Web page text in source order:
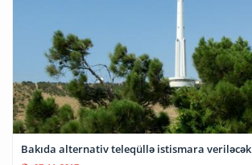
Bakıda alternativ teleqüllə istismara veriləcək